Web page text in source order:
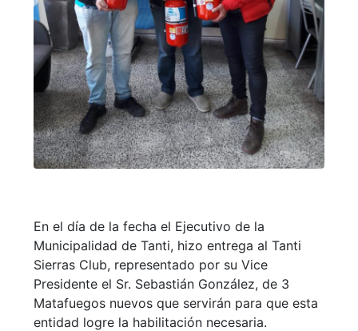
En el día de la fecha el Ejecutivo de la
Municipalidad de Tanti, hizo entrega al Tanti
Sierras Club, representado por su Vice
Presidente el Sr. Sebastián González, de 3
Matafuegos nuevos que servirán para que esta
entidad logre la habilitación necesaria.